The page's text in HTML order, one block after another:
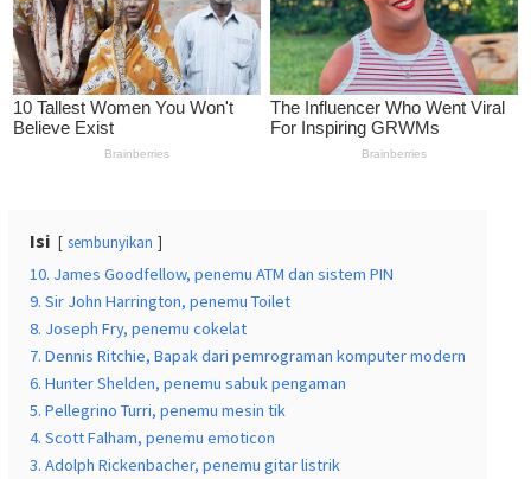
Isi sembunyikan
10. James Goodfellow, penemu ATM dan sistem PIN
9. Sir John Harrington, penemu Toilet
8. Joseph Fry, penemu cokelat
7. Dennis Ritchie, Bapak dari pemrograman komputer modern
6. Hunter Shelden, penemu sabuk pengaman
5. Pellegrino Turri, penemu mesin tik
4. Scott Falham, penemu emoticon
3. Adolph Rickenbacher, penemu gitar listrik